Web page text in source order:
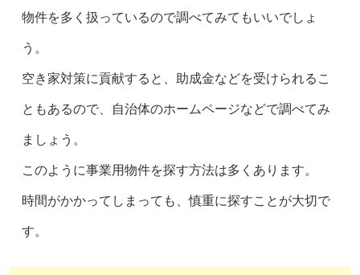
物件を多く扱っているので調べてみてもいいでしょ
う。
空き家対策に貢献すると、助成金などを受けられるこ
ともあるので、自治体のホームページなどで調べてみ
ましょう。
このように事業用物件を探す方法は多くあります。
時間がかかってしまっても、慎重に探すことが大切で
す。